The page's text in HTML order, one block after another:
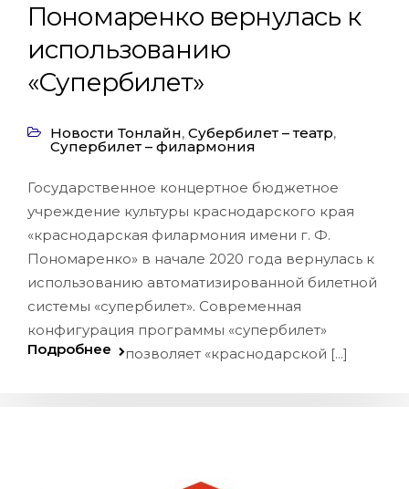
Пономаренко вернулась к
использованию
«Супербилет»
Новости Тонлайн, Субербилет – театр,
Супербилет – филармония
Государственное концертное бюджетное
учреждение культуры краснодарского края
«краснодарская филармония имени г. Ф.
Пономаренко» в начале 2020 года вернулась к
использованию автоматизированной билетной
системы «супербилет». Современная
конфигурация программы «супербилет»
позволяет «краснодарской [...]
Подробнее